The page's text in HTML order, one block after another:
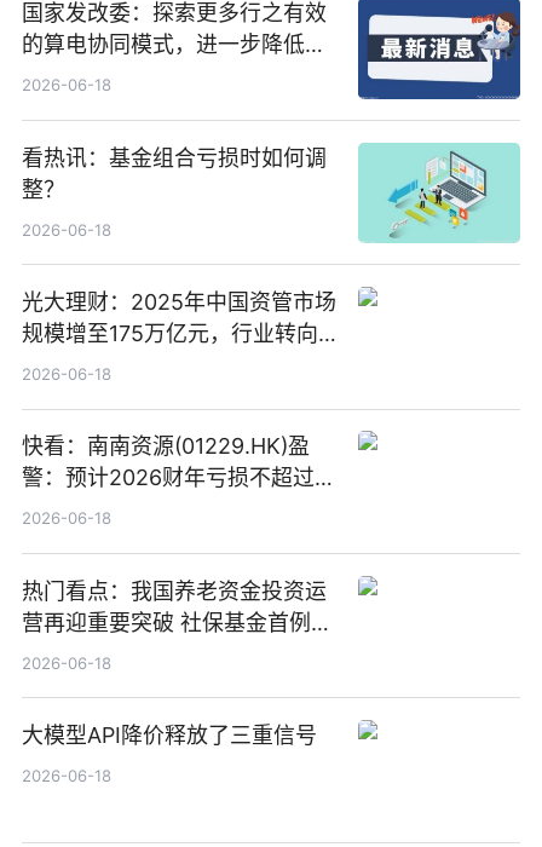
国家发改委：探索更多行之有效
的算电协同模式，进一步降低网
络传输时延_最资讯
2026-06-18
看热讯：基金组合亏损时如何调
整？
2026-06-18
光大理财：2025年中国资管市场
规模增至175万亿元，行业转向
“量质并重”
2026-06-18
快看：南南资源(01229.HK)盈
警：预计2026财年亏损不超过
1000万港元
2026-06-18
热门看点：我国养老资金投资运
营再迎重要突破 社保基金首例期
货账户完成开立
2026-06-18
大模型API降价释放了三重信号
2026-06-18